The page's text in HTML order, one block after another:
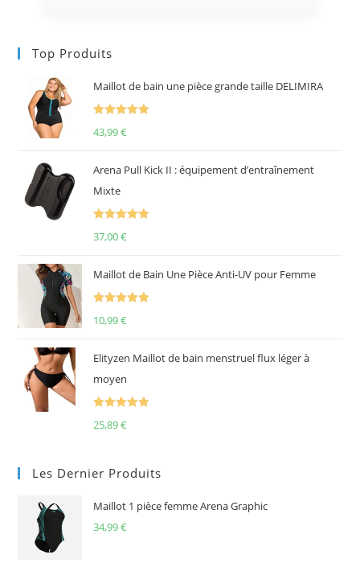
Top Produits
Maillot de bain une pièce grande taille DELIMIRA
43,99€
Arena Pull Kick II : équipement d’entraînement
Mixte
37,00€
Maillot de Bain Une Pièce Anti-UV pour Femme
10,99€
Elityzen Maillot de bain menstruel flux léger à
moyen
25,89€
Les Dernier Produits
Maillot 1 pièce femme Arena Graphic
34,99€